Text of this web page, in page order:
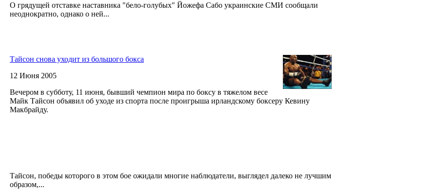
О грядущей отставке наставника "бело-голубых" Йожефа Сабо украинские СМИ сообщали
неоднократно, однако о ней...
Тайсон снова уходит из большого бокса
12 Июня 2005
Вечером в субботу, 11 июня, бывший чемпион мира по боксу в тяжелом весе
Майк Тайсон объявил об уходе из спорта после проигрыша ирландскому боксеру Кевину
Макбрайду.
Тайсон, победы которого в этом бое ожидали многие наблюдатели, выглядел далеко не лучшим
образом,...